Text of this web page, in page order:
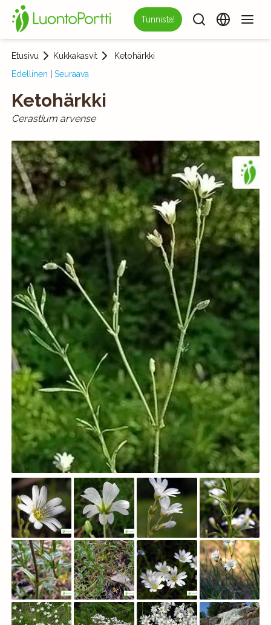
Tunnista!
Etusivu Kukkakasvit
Ketohärkki
Edellinen
Seuraava
Ketohärkki
Cerastium arvense